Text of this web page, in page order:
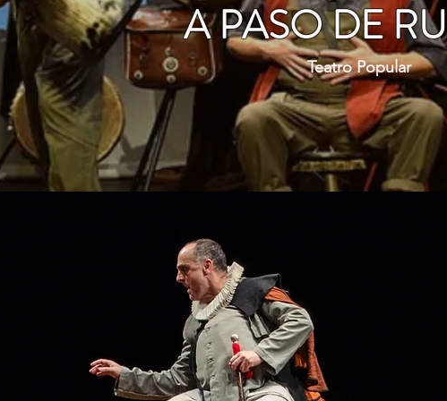
A PASO DE
Teatro Popular